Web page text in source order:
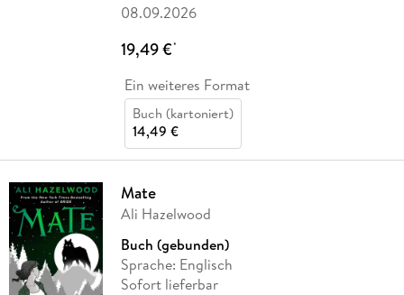
08.09.2026
19,49 €*
Ein weiteres Format
Buch (kartoniert)
14,49 €
Mate
Ali Hazelwood
Buch (gebunden)
Sprache: Englisch
Sofort lieferbar